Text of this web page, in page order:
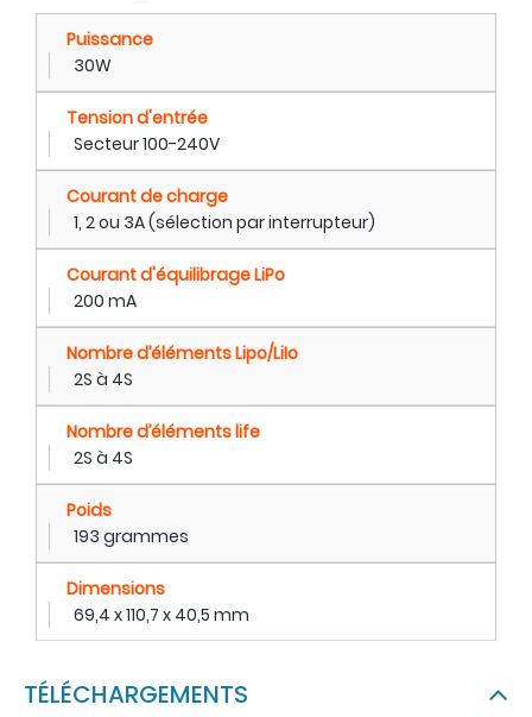
Puissance
30W
Tension d'entrée
Secteur 100-240V
Courant de charge
1, 2 ou 3A (sélection par interrupteur)
Courant d'équilibrage LiPo
200 mA
Nombre d’éléments Lipo/LiIo
2S à 4S
Nombre d’éléments life
2S à 4S
Poids
193 grammes
Dimensions
69,4 x 110,7 x 40,5 mm
TÉLÉCHARGEMENTS